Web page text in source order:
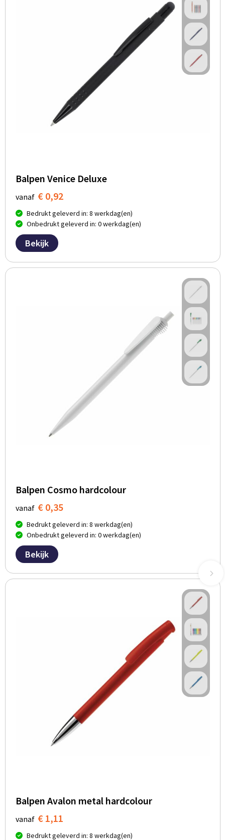
Balpen Venice Deluxe
vanaf € 0,92
Bedrukt geleverd in: 8 werkdag(en)
Onbedrukt geleverd in: 0 werkdag(en)
Bekijk
Balpen Cosmo hardcolour
vanaf € 0,35
Bedrukt geleverd in: 8 werkdag(en)
Onbedrukt geleverd in: 0 werkdag(en)
Bekijk
Balpen Avalon metal hardcolour
vanaf € 1,11
Bedrukt geleverd in: 8 werkdag(en)